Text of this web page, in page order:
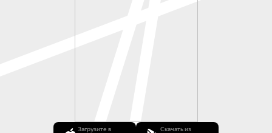
Загрузите в Скачать из